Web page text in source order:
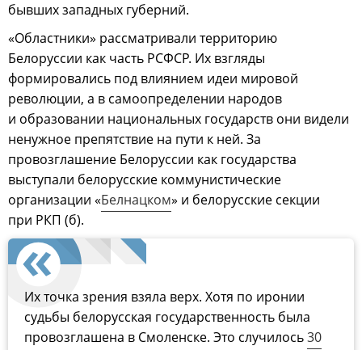
бывших западных губерний.
«Областники» рассматривали территорию
Белоруссии как часть РСФСР. Их взгляды
формировались под влиянием идеи мировой
революции, а в самоопределении народов
и образовании национальных государств они видели
ненужное препятствие на пути к ней. За
провозглашение Белоруссии как государства
выступали белорусские коммунистические
организации «Белнацком» и белорусские секции
при РКП (б).
Их точка зрения взяла верх. Хотя по иронии
судьбы белорусская государственность была
провозглашена в Смоленске. Это случилось30